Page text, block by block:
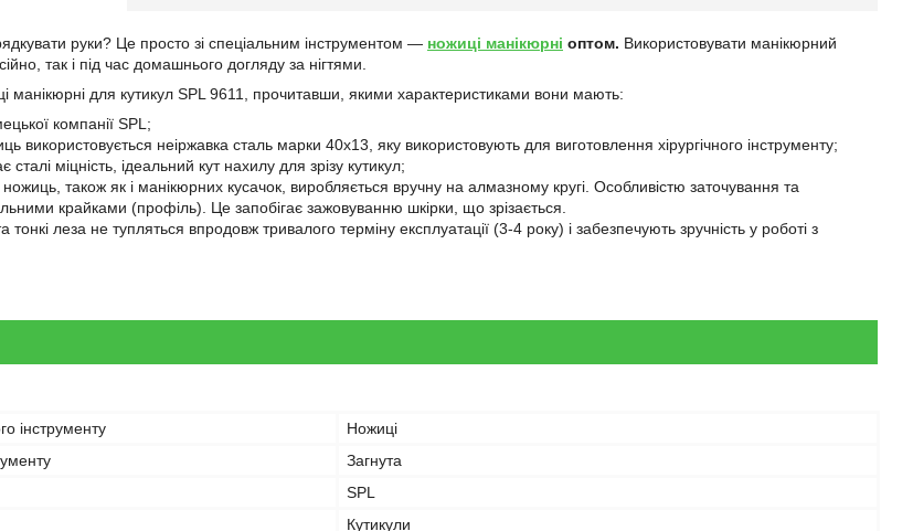
руки? Це просто зі спеціальним інструментом — ножиці манікюрні оптом. Використовувати манікюрний
так і під час домашнього догляду за нігтями.
манікюрні для кутикул SPL 9611, прочитавши, якими характеристиками вони мають:
компанії SPL;
використовується неіржавка сталь марки 40х13, яку використовують для виготовлення хірургічного інструменту;
міцність, ідеальний кут нахилу для зрізу кутикул;
також як і манікюрних кусачок, виробляється вручну на алмазному кругі. Особливістю заточування та
крайками (профіль). Це запобігає зажовуванню шкірки, що зрізається.
тонкі леза не тупляться впродовж тривалого терміну експлуатації (3-4 року) і забезпечують зручність у роботі з
інструменту
Ножиці
Загнута
SPL
Кутикули